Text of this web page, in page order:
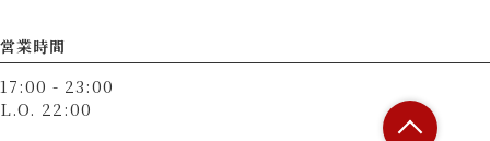
営業時間
17:00 - 23:00
L.O. 22:00